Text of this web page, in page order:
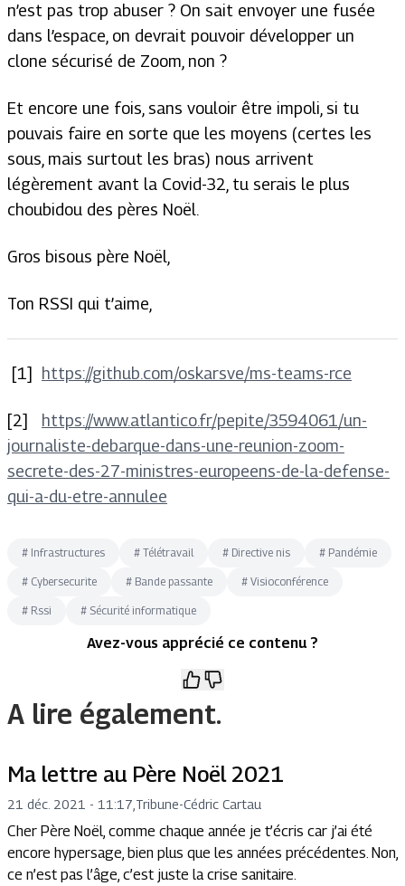
n’est pas trop abuser ? On sait envoyer une fusée
dans l’espace, on devrait pouvoir développer un
clone sécurisé de Zoom, non ?
Et encore une fois, sans vouloir être impoli, si tu
pouvais faire en sorte que les moyens (certes les
sous, mais surtout les bras) nous arrivent
légèrement avant la Covid-32, tu serais le plus
choubidou des pères Noël.
Gros bisous père Noël,
Ton RSSI qui t’aime,
[1] https://github.com/oskarsve/ms-teams-rce
[2] https://www.atlantico.fr/pepite/3594061/un-
journaliste-debarque-dans-une-reunion-zoom-
secrete-des-27-ministres-europeens-de-la-defense-
qui-a-du-etre-annulee
# Infrastructures # Télétravail # Directive nis # Pandémie
# Cybersecurite # Bande passante # Visioconférence
# Rssi # Sécurité informatique
Avez-vous apprécié ce contenu ?
A lire également.
Ma lettre au Père Noël 2021
21 déc. 2021 - 11:17 Tribune-Cédric Cartau
Cher Père Noël, comme chaque année je t’écris car j’ai été
encore hypersage, bien plus que les années précédentes. Non,
ce n’est pas l’âge, c’est juste la crise sanitaire.